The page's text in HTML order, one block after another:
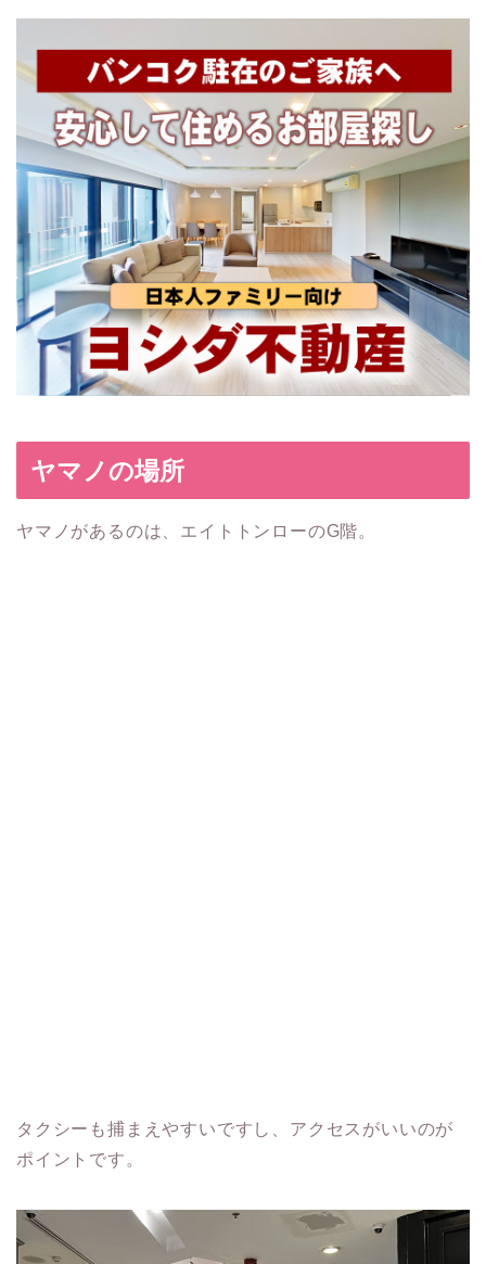
ヤマノの場所
ヤマノがあるのは、エイトトンローのG階。
タクシーも捕まえやすいですし、アクセスがいいのが
ポイントです。